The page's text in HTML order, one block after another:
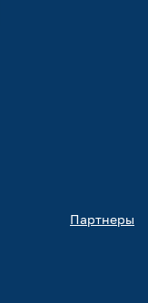
Партнеры